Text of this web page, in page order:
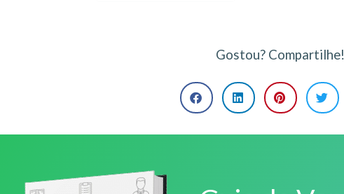
Gostou? Compartilhe!